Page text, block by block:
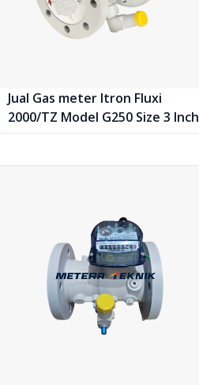
Jual Gas meter Itron Fluxi
2000/TZ Model G250 Size 3 Inch